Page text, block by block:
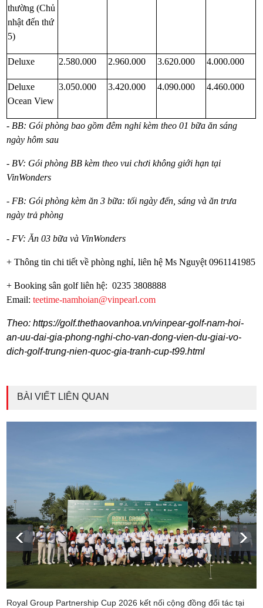
thường (Chủ
nhật đến thứ
5)
Deluxe 2.580.000 2.960.000 3.620.000 4.000.000
Deluxe
Ocean View
3.050.000 3.420.000 4.090.000 4.460.000
- BB: Gói phòng bao gồm đêm nghỉ kèm theo 01 bữa ăn sáng
ngày hôm sau
- BV: Gói phòng BB kèm theo vui chơi không giới hạn tại
VinWonders
- FB: Gói phòng kèm ăn 3 bữa: tối ngày đến, sáng và ăn trưa
ngày trả phòng
- FV: Ăn 03 bữa và VinWonders
+ Thông tin chi tiết về phòng nghỉ, liên hệ Ms Nguyệt 0961141985
+ Booking sân golf liên hệ: 0235 3808888
Email:teetime-namhoian@vinpearl.com
Theo: https://golf.thethaovanhoa.vn/vinpear-golf-nam-hoi-
an-uu-dai-gia-phong-nghi-cho-van-dong-vien-du-giai-vo-
dich-golf-trung-nien-quoc-gia-tranh-cup-t99.html
BÀI VIẾT LIÊN QUAN
Royal Group Partnership Cup 2026 kết nối cộng đồng đối tác tại